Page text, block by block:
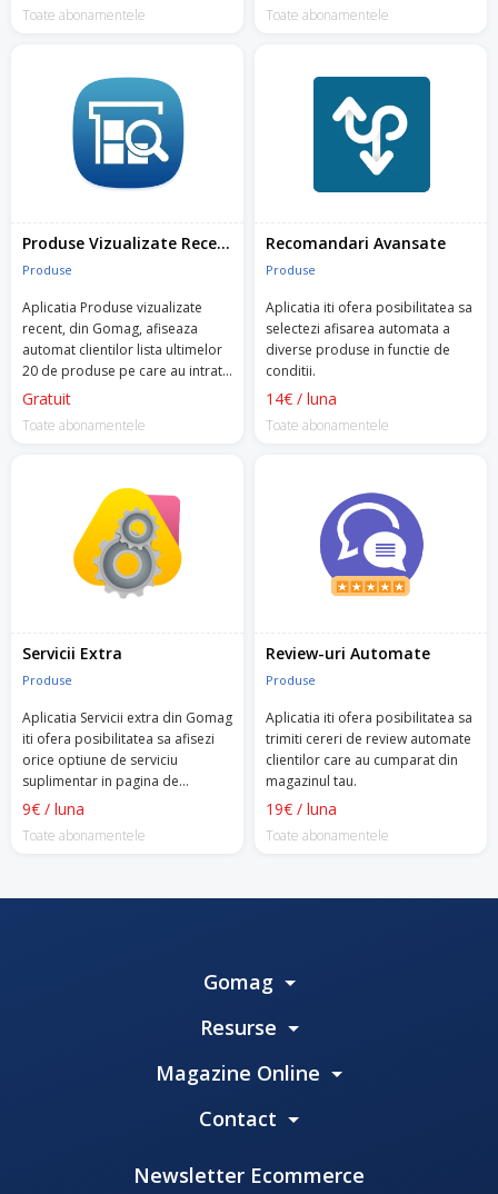
Toate abonamentele Toate abonamentele
Produse Vizualizate Recent
Produse
Aplicatia Produse vizualizate
recent, din Gomag, afiseaza
automat clientilor lista ultimelor
20 de produse pe care au intrat
in magazinul tau, in orice pagina
Gratuit
Toate abonamentele
Recomandari Avansate
Produse
Aplicatia iti ofera posibilitatea sa
selectezi afisarea automata a
diverse produse in functie de
conditii.
14€ / luna
Toate abonamentele
Servicii Extra
Produse
Aplicatia Servicii extra din Gomag
iti ofera posibilitatea sa afisezi
orice optiune de serviciu
suplimentar in pagina de
finalizare comanda a
9€ / luna
Toate abonamentele
Review-uri Automate
Produse
Aplicatia iti ofera posibilitatea sa
trimiti cereri de review automate
clientilor care au cumparat din
magazinul tau.
19€ / luna
Toate abonamentele
Gomag
Resurse
Magazine Online
Contact
Newsletter Ecommerce